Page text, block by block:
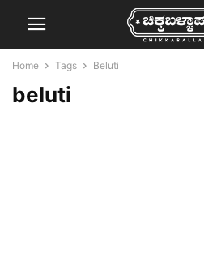
Home Tags Beluti
beluti